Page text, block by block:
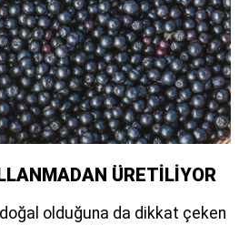
ÜRETİLİYOR
olduğuna da dikkat çeken